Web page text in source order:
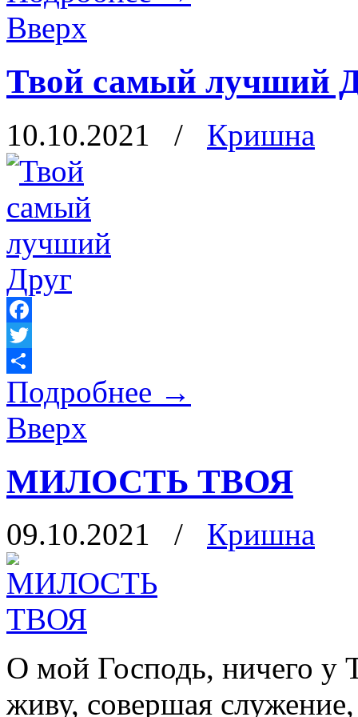
Вверх
Твой самый лучший
10.10.2021 / Кришна
Facebook
Twitter
Отправить
Подробнее →
Вверх
МИЛОСТЬ ТВОЯ
09.10.2021 / Кришна
О мой Господь, ничего у
живу, совершая